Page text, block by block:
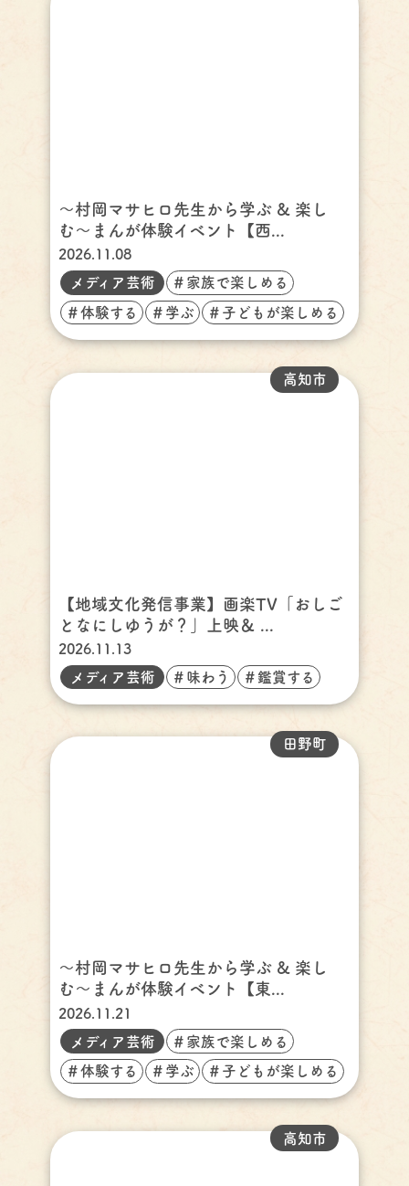
〜村岡マサヒロ先生から学ぶ & 楽し
む〜まんが体験イベント【西...
2026.11.08
メディア芸術
＃家族で楽しめる
＃体験する ＃学ぶ ＃子どもが楽しめる
【地域文化発信事業】画楽TV「おしご
となにしゆうが？」上映＆ ...
高知市
2026.11.13
メディア芸術
＃味わう ＃鑑賞する
〜村岡マサヒロ先生から学ぶ & 楽し
む〜まんが体験イベント【東...
田野町
2026.11.21
メディア芸術
＃家族で楽しめる
＃体験する ＃学ぶ ＃子どもが楽しめる
高知市